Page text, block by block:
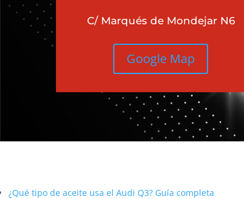
C/ Marqués de Mondejar N6
Google Map
¿Qué tipo de aceite usa el Audi Q3? Guía completa